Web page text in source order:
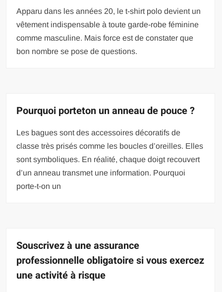
Apparu dans les années 20, le t-shirt polo devient un
vêtement indispensable à toute garde-robe féminine
comme masculine. Mais force est de constater que
bon nombre se pose de questions.
Pourquoi porteton un anneau de pouce ?
Les bagues sont des accessoires décoratifs de
classe très prisés comme les boucles d’oreilles. Elles
sont symboliques. En réalité, chaque doigt recouvert
d’un anneau transmet une information. Pourquoi
porte-t-on un
Souscrivez à une assurance
professionnelle obligatoire si vous exercez
une activité à risque